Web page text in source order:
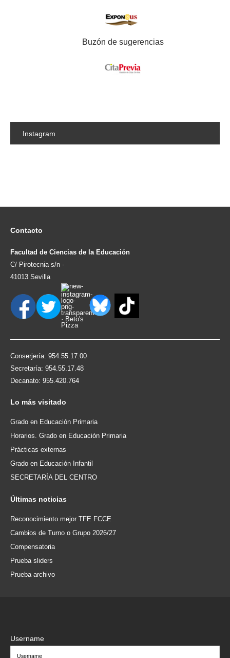
Buzón de sugerencias
Instagram
Contacto
Facultad de Ciencias de la Educación
C/ Pirotecnia s/n -
41013 Sevilla
Conserjería: 954.55.17.00
Secretaría: 954.55.17.48
Decanato: 955.420.764
Lo más visitado
Grado en Educación Primaria
Horarios. Grado en Educación Primaria
Prácticas externas
Grado en Educación Infantil
SECRETARÍA DEL CENTRO
Últimas noticias
Reconocimiento mejor TFE FCCE
Cambios de Turno o Grupo 2026/27
Compensatoria
Prueba sliders
Prueba archivo
Username